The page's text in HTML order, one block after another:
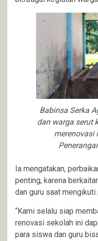
Babinsa Serka
dan warga serut
merenovasi
Ia mengatakan,
penting, karena
dan guru saat
“Kami selalu siap
renovasi sekolah ini
para siswa dan guru